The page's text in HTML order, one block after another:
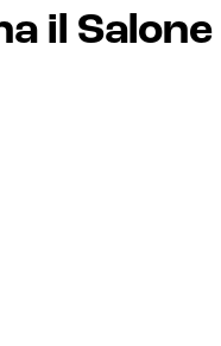
il Salone